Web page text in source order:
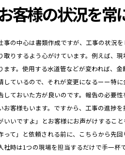
客様の状況を常
事の中心は書類作成ですが、工事の状況
取りするよう心がけています。例えば、
ます。使用する水道管などが変われば、
しているので、それが変更になるーー特
しておいた方が良いのです。報告の必要
お客様もいます。ですから、工事の進捗
いいですよ」とお客様にお声がけするこ
って」と依頼される前に、こちらから先回
社時は1つの現場を担当するだけで手一杯